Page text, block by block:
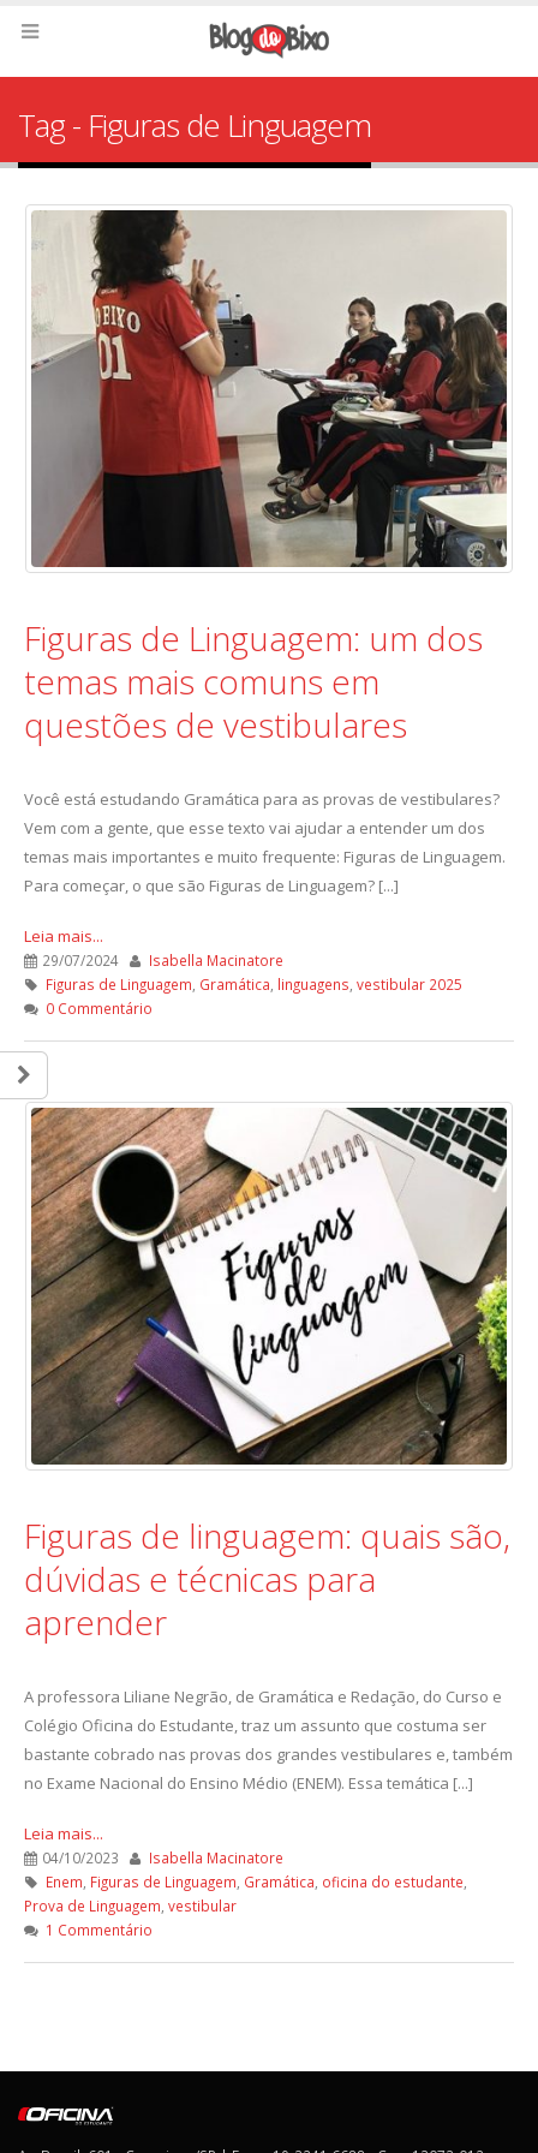
Tag - Figuras de Linguagem
Figuras de Linguagem: um dos
temas mais comuns em
questões de vestibulares
Você está estudando Gramática para as provas de vestibulares?
Vem com a gente, que esse texto vai ajudar a entender um dos
temas mais importantes e muito frequente: Figuras de Linguagem.
Para começar, o que são Figuras de Linguagem? [...]
Leia mais...
29/07/2024
Isabella Macinatore
Figuras de Linguagem Gramática linguagens vestibular 2025
0 Commentário
Figuras de linguagem: quais são,
dúvidas e técnicas para
aprender
A professora Liliane Negrão, de Gramática e Redação, do Curso e
Colégio Oficina do Estudante, traz um assunto que costuma ser
bastante cobrado nas provas dos grandes vestibulares e, também
no Exame Nacional do Ensino Médio (ENEM). Essa temática [...]
Leia mais...
04/10/2023
Isabella Macinatore
Enem Figuras de Linguagem Gramática oficina do estudante
Prova de Linguagem vestibular
1 Commentário